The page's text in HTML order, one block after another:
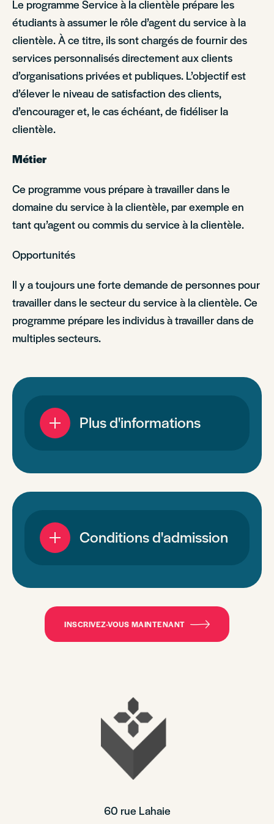
Le programme Service à la clientèle prépare les
étudiants à assumer le rôle d’agent du service à la
clientèle. À ce titre, ils sont chargés de fournir des
services personnalisés directement aux clients
d’organisations privées et publiques. L’objectif est
d’élever le niveau de satisfaction des clients,
d’encourager et, le cas échéant, de fidéliser la
clientèle.
Métier
Ce programme vous prépare à travailler dans le
domaine du service à la clientèle, par exemple en
tant qu’agent ou commis du service à la clientèle.
Opportunités
Il y a toujours une forte demande de personnes pour
travailler dans le secteur du service à la clientèle. Ce
programme prépare les individus à travailler dans de
multiples secteurs.
Plus d'informations
Conditions d'admission
INSCRIVEZ-VOUS MAINTENANT
60 rue Lahaie